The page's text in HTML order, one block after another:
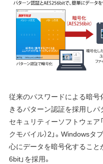
従来のパスワードによる暗号
きるパターン認証を採用し
セキュリティーソフトウェア
クモバイル）2」。Windows
心にデータを暗号化すること
6bit」を採用。